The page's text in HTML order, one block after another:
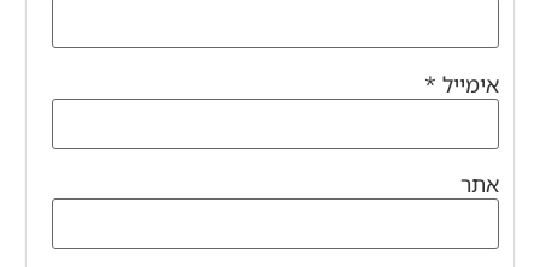
אימייל *
אתר